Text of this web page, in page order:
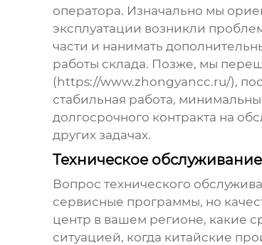
оператора. Изначально мы
эксплуатации возникли
части и нанимать
работы склада. Позже, мы
(https://www.zhongyancc.ru/),
стабильная работа,
долгосрочного контракта на
других задачах.
Техническое
Вопрос технического
сервисные программы, но
центр в вашем регионе, какие
ситуацией, когда китайские